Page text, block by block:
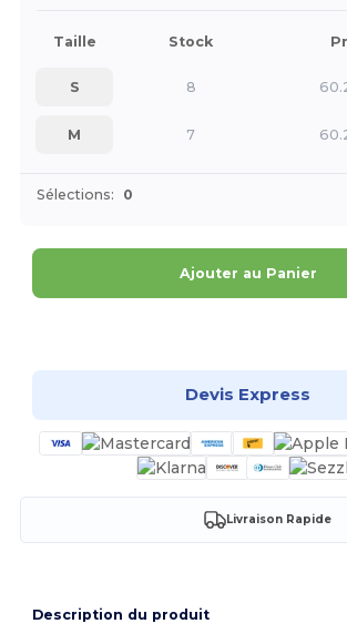
Taille Stock
S 8
M 7
Sélections: 0
Ajouter au Panier
Devis Express
Livraison Rapide
Description du produit